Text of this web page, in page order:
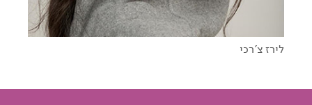
לירז צ'רכי